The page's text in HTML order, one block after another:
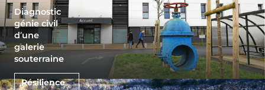
Diagnostic
génie civil
d’une
galerie
souterraine
Résilience